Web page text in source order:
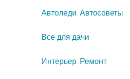
Автоледи. Автосоветы
Все для дачи
Интерьер. Ремонт